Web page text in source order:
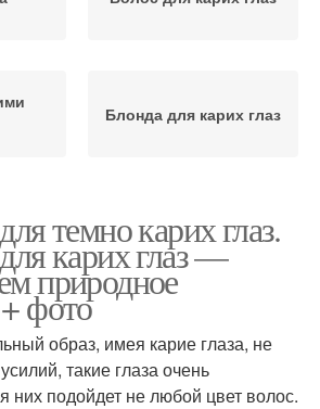
Блонда для карих глаз
темно карих глаз.
карих глаз —
природное
фото
образ, имея карие глаза, не
такие глаза очень
них подойдет не любой цвет волос.